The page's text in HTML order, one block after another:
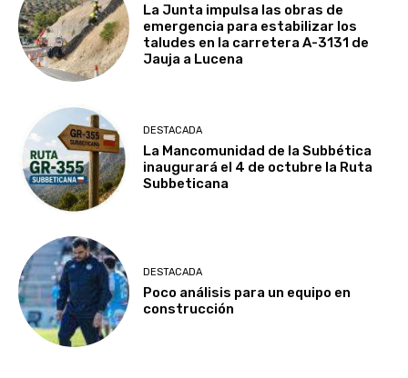
La Junta impulsa las obras de
emergencia para estabilizar los
taludes en la carretera A-3131 de
Jauja a Lucena
DESTACADA
La Mancomunidad de la Subbética
inaugurará el 4 de octubre la Ruta
Subbeticana
DESTACADA
Poco análisis para un equipo en
construcción